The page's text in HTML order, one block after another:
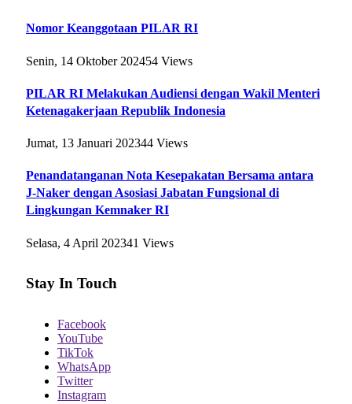
Nomor Keanggotaan PILAR RI
Senin, 14 Oktober 202454 Views
PILAR RI Melakukan Audiensi dengan Wakil Menteri
Ketenagakerjaan Republik Indonesia
Jumat, 13 Januari 202344 Views
Penandatanganan Nota Kesepakatan Bersama antara
J-Naker dengan Asosiasi Jabatan Fungsional di
Lingkungan Kemnaker RI
Selasa, 4 April 202341 Views
Stay In Touch
Facebook
YouTube
TikTok
WhatsApp
Twitter
Instagram